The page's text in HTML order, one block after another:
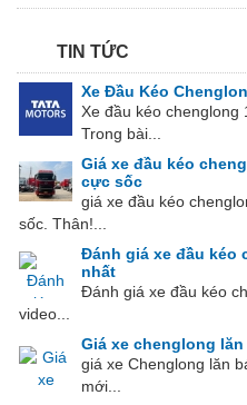
TIN TỨC
Xe Đầu Kéo
Xe đầu kéo chenglong
Trong bài...
Giá xe đầu kéo
cực sốc
giá xe đầu kéo
sốc. Thân!...
Đánh giá xe đầu kéo
nhất
Đánh giá xe đầu kéo
video...
Giá xe chenglong
giá xe Chenglong lăn
mới...